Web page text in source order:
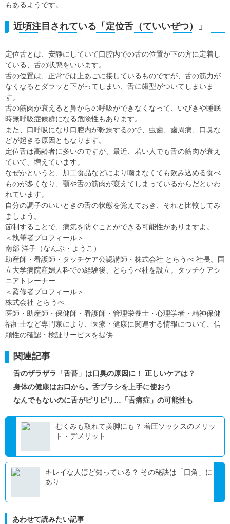
もあるようです。
近頃注目されている「定位舌（ていいぜつ）」
定位舌とは、安静にしていて口腔内での舌の位置が下の方に定着し
ている、舌の状態をいいます。
舌の位置は、正常では上あごに接しているものですが、舌の筋力が
なくなるとダラッと下がってしまい、舌に歯型がついてしまいま
す。
舌の筋肉が衰えると鼻からの呼吸ができなくなって、いびきや睡眠
時無呼吸症候群になる危険性もあります。
また、口呼吸になり口腔内が乾燥するので、虫歯、歯周病、口臭な
どが起きる原因ともなります。
定位舌は高齢者に多いのですが、最近、若い人でも舌の筋肉が衰え
ていて、増えています。
なぜかというと、加工食品などにより噛まなくても飲み込める食べ
ものが多くなり、顎や舌の筋肉が衰えてしまっているからだといわ
れています。
自分の調子のいいときの舌の状態を覚えておき、それと比較してみ
ましょう。
節制することで、病気を防ぐことができる可能性がありますよ。
＜執筆者プロフィール＞
南部 洋子（なんぶ・ようこ）
助産師・看護師・タッチケア公認講師・株式会社 とらうべ 社長。国
立大学病院産婦人科での経験後、とらうべ社を設立。タッチケアシ
ニアトレーナー
＜監修者プロフィール＞
株式会社 とらうべ
医師・助産師・保健師・看護師・管理栄養士・心理学者・精神保健
福祉士など専門家により、医療・健康に関連する情報について、信
頼性の確認・検証サービスを提供
関連記事
舌のザラザラ「舌苔」は口臭の原因に！ 正しいケアは？
身体の健康はお口から。舌ブラシを上手に使おう
なんでもないのに舌がピリピリ…「舌痛症」の可能性も
むくみも取れて美脚にも？ 着圧ソックスのメリッ
ト・デメリット
キレイな人ほど知っている？ その秘訣は「口角」に
あり
あわせて読みたい記事